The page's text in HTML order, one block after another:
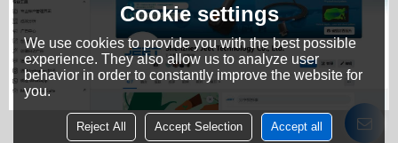
Cookie settings
We use cookies to provide you with the best possible
experience. They also allow us to analyze user
behavior in order to constantly improve the website for
you.
Reject All Accept Selection Accept all